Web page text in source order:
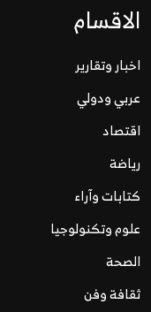
الاقسام
اخبار وتقارير
عربي ودولي
اقتصاد
رياضة
كتابات وآراء
علوم وتكنولوجيا
الصحة
ثقافة وفن